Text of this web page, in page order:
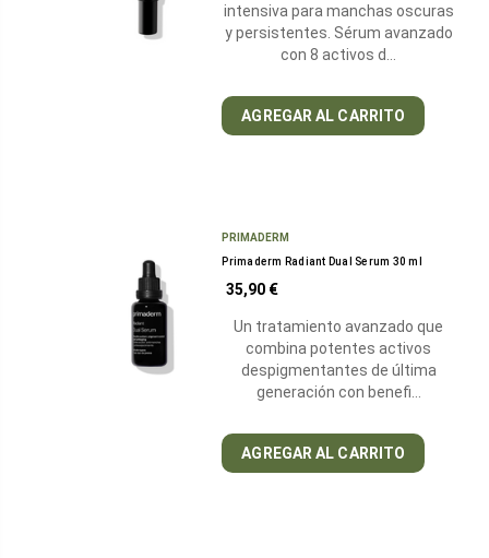
intensiva para manchas oscuras
y persistentes. Sérum avanzado
con 8 activos d…
AGREGAR AL CARRITO
PRIMADERM
Primaderm Radiant Dual Serum 30 ml
35,90 €
Un tratamiento avanzado que
combina potentes activos
despigmentantes de última
generación con benefi…
AGREGAR AL CARRITO